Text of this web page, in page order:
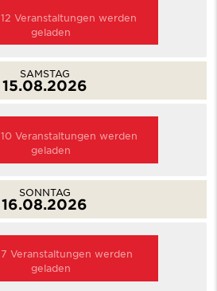
12 Veranstaltungen werden
geladen
SAMSTAG
15.08.2026
10Veranstaltungen werden
geladen
SONNTAG
16.08.2026
7 Veranstaltungen werden
geladen